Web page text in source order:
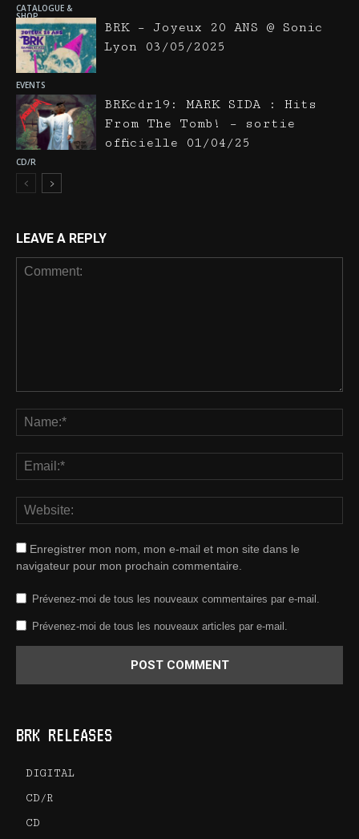
CATALOGUE &
SHOP
EVENTS
BRK – Joyeux 20 ANS @ Sonic
Lyon 03/05/2025
CD/R
BRKcdr19: MARK SIDA : Hits
From The Tomb! – sortie
officielle 01/04/25
LEAVE A REPLY
Enregistrer mon nom, mon e-mail et mon site dans le
navigateur pour mon prochain commentaire.
Prévenez-moi de tous les nouveaux commentaires par e-mail.
Prévenez-moi de tous les nouveaux articles par e-mail.
BRK RELEASES
DIGITAL
CD/R
CD